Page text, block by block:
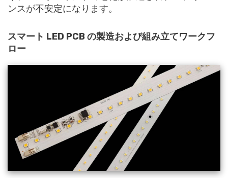
ンスが不安定になります。
スマート LED PCB の製造および組み立てワークフ
ロー